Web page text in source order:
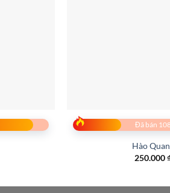
Đã bán
Hào
250.000